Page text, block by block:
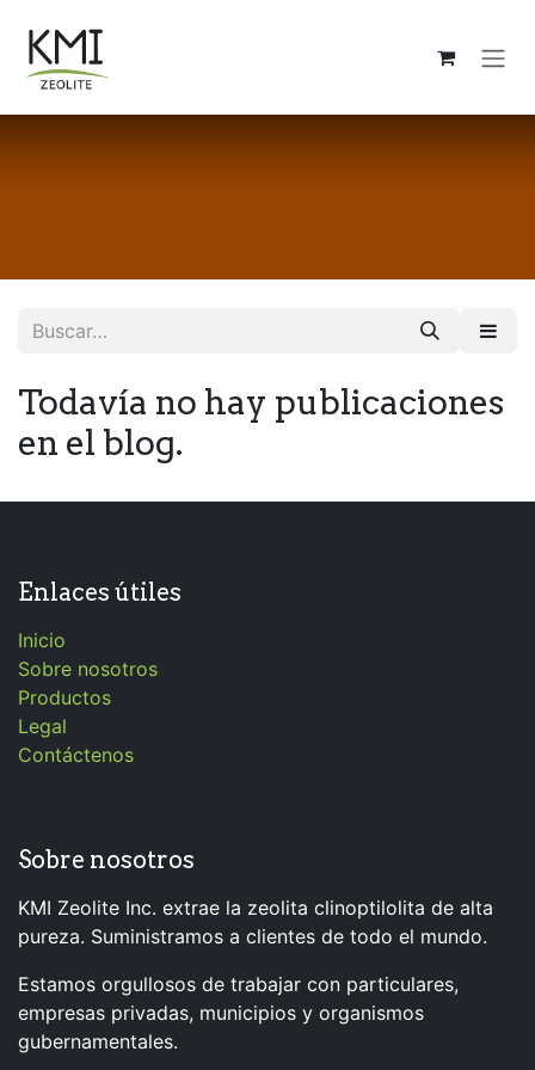
Todavía no hay publicaciones
en el blog.
Enlaces útiles
Inicio
Sobre nosotros
Productos
Legal
Contáctenos
Sobre nosotros
KMI Zeolite Inc. extrae la zeolita clinoptilolita de alta
pureza. Suministramos a clientes de todo el mundo.
Estamos orgullosos de trabajar con particulares,
empresas privadas, municipios y organismos
gubernamentales.